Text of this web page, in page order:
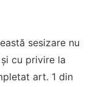
sesizare nu
cu privire la
art. 1 din